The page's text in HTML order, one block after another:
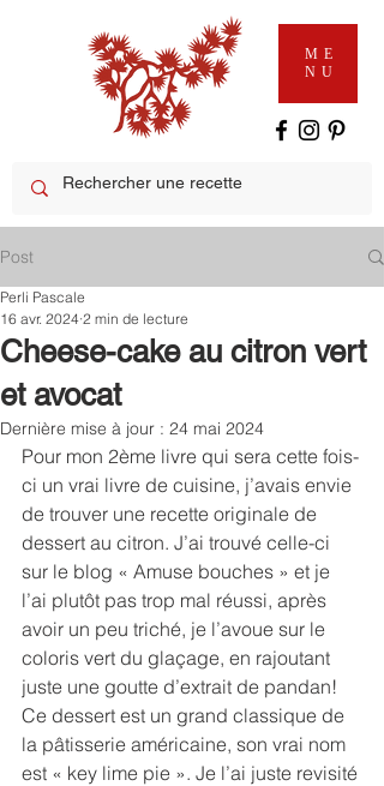
ME
NU
Post
Cheese-cake au citron vert
et avocat
Perli Pascale
16 avr. 2024 2 min de lecture
Dernière mise à jour : 24 mai 2024
Pour mon 2ème livre qui sera cette fois-
ci un vrai livre de cuisine, j’avais envie
de trouver une recette originale de
dessert au citron. J’ai trouvé celle-ci
sur le blog « Amuse bouches » et je
l’ai plutôt pas trop mal réussi, après
avoir un peu triché, je l’avoue sur le
coloris vert du glaçage, en rajoutant
juste une goutte d’extrait de pandan!
Ce dessert est un grand classique de
la pâtisserie américaine, son vrai nom
est « key lime pie ». Je l’ai juste revisité